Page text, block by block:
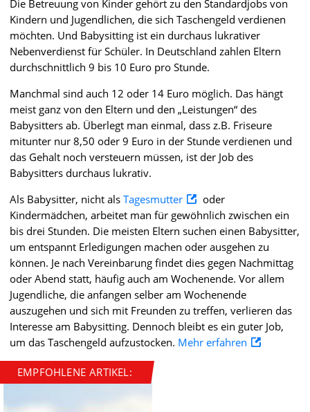
Die Betreuung von Kinder gehört zu den Standardjobs von
Kindern und Jugendlichen, die sich Taschengeld verdienen
möchten. Und Babysitting ist ein durchaus lukrativer
Nebenverdienst für Schüler. In Deutschland zahlen Eltern
durchschnittlich 9 bis 10 Euro pro Stunde.
Manchmal sind auch 12 oder 14 Euro möglich. Das hängt
meist ganz von den Eltern und den „Leistungen“ des
Babysitters ab. Überlegt man einmal, dass z.B. Friseure
mitunter nur 8,50 oder 9 Euro in der Stunde verdienen und
das Gehalt noch versteuern müssen, ist der Job des
Babysitters durchaus lukrativ.
Als Babysitter, nicht als Tagesmutter
oder
Kindermädchen, arbeitet man für gewöhnlich zwischen ein
bis drei Stunden. Die meisten Eltern suchen einen Babysitter,
um entspannt Erledigungen machen oder ausgehen zu
können. Je nach Vereinbarung findet dies gegen Nachmittag
oder Abend statt, häufig auch am Wochenende. Vor allem
Jugendliche, die anfangen selber am Wochenende
auszugehen und sich mit Freunden zu treffen, verlieren das
Interesse am Babysitting. Dennoch bleibt es ein guter Job,
um das Taschengeld aufzustocken. Mehr erfahren
EMPFOHLENE ARTIKEL: